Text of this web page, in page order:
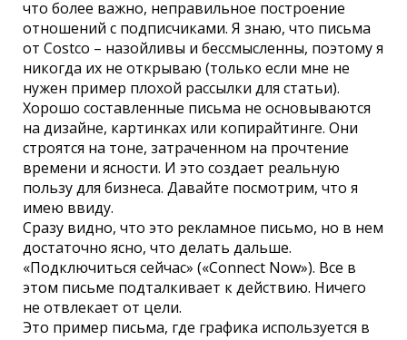
что более важно, неправильное построение
отношений с подписчиками. Я знаю, что письма
от Costco – назойливы и бессмысленны, поэтому я
никогда их не открываю (только если мне не
нужен пример плохой рассылки для статьи).
Хорошо составленные письма не основываются
на дизайне, картинках или копирайтинге. Они
строятся на тоне, затраченном на прочтение
времени и ясности. И это создает реальную
пользу для бизнеса. Давайте посмотрим, что я
имею ввиду.
Сразу видно, что это рекламное письмо, но в нем
достаточно ясно, что делать дальше.
«Подключиться сейчас» («Connect Now»). Все в
этом письме подталкивает к действию. Ничего
не отвлекает от цели.
Это пример письма, где графика используется в